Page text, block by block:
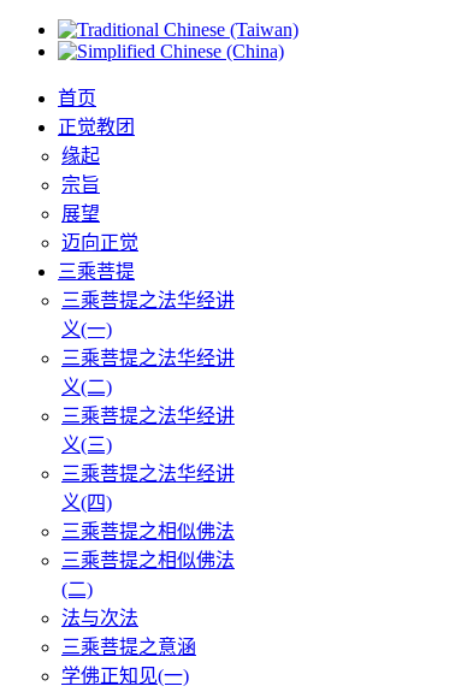
首页
正觉教团
缘起
宗旨
展望
迈向正觉
三乘菩提
三乘菩提之法华经讲
义(一)
三乘菩提之法华经讲
义(二)
三乘菩提之法华经讲
义(三)
三乘菩提之法华经讲
义(四)
三乘菩提之相似佛法
三乘菩提之相似佛法
(二)
法与次法
三乘菩提之意涵
学佛正知见(一)